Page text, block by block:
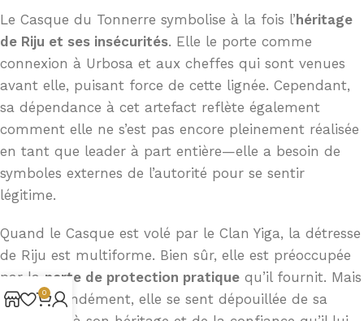
Le Casque du Tonnerre symbolise à la fois l’héritage
de Riju et ses insécurités. Elle le porte comme
connexion à Urbosa et aux cheffes qui sont venues
avant elle, puisant force de cette lignée. Cependant,
sa dépendance à cet artefact reflète également
comment elle ne s’est pas encore pleinement réalisée
en tant que leader à part entière—elle a besoin de
symboles externes de l’autorité pour se sentir
légitime.
Quand le Casque est volé par le Clan Yiga, la détresse
de Riju est multiforme. Bien sûr, elle est préoccupée
par la perte de protection pratique qu’il fournit. Mais
plus profondément, elle se sent dépouillée de sa
0